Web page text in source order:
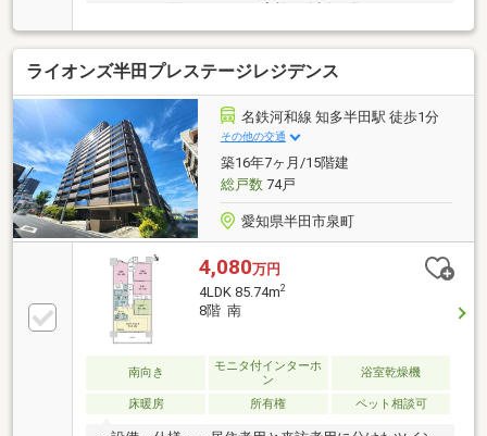
ーキッチン ＊共和駅徒歩２分の軽快なアクセスが魅力
の１０階部分。南向きの２面バルコニーから差し込む
光が、心地よい暮らしを演出します。 ≪周辺環境のポ
イント≫●スーパーまで徒歩２分で買い物便利●共長小
学校まで徒歩８分で通学安心●ドラッグストア等も徒
歩１０分圏内 ＊駅周辺ならではの充実した利便性。ス
ーパーが徒歩２分と目とはなの先にあり、小学校も近
く、子育て世帯にも暮らしやすい好立地です。
ライオンズ半田プレステージレジデンス
名鉄河和線 知多半田駅 徒歩1分
その他の交通
築16年7ヶ月/15階建
総戸数74戸
愛知県半田市泉町
4,080万円
4LDK 85.74m2
8階 南
南向き
モニタ付インターホ
ン
浴室乾燥機
床暖房 所有権 ペット相談可